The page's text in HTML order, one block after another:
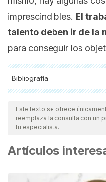
imprescindibles. El
talento deben ir de la
para conseguir los
Bibliografía
Todas las fuentes citadas
nuestro equipo, para
vigencia y validez.La
científica.
Conde, M. ¿Cómo
por el Boca de Alfaro y la
Este texto se ofrece
reemplaza la consulta con un
tu especialista.
Artículos